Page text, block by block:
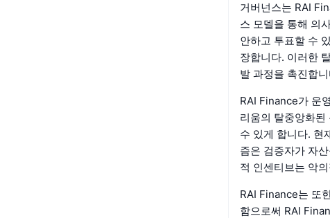
거버넌스는 RAI
스 모델을 통해 의
안하고 투표할 수
장합니다. 이러한
발 과정을 촉진합
RAI Finance가 운
리움의 탈중앙화
수 있게 합니다. 현
즘은 검증자가 자
적 인센티브는 악
RAI Finance는 또
함으로써 RAI